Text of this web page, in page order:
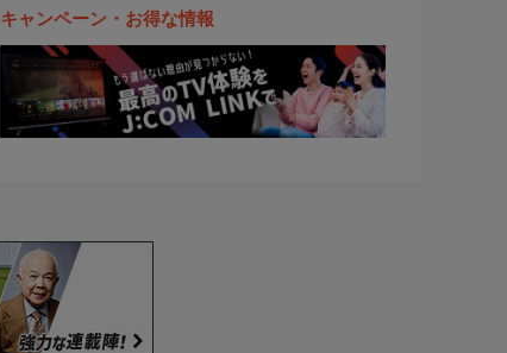
キャンペーン・お得な情報